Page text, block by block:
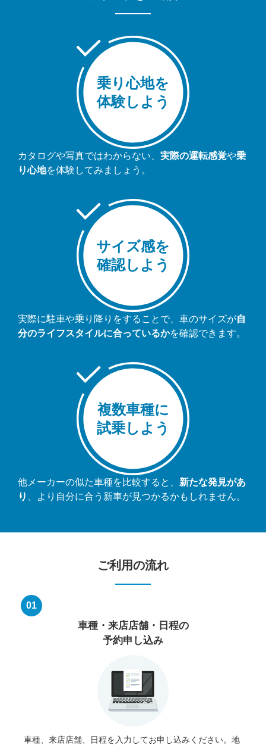
乗り心地を
体験しよう
カタログや写真ではわからない、 実際の運転感覚や乗
り心地を体験してみましょう。
サイズ感を
確認しよう
実際に駐車や乗り降りをすることで、車のサイズが自
分のライフスタイルに合っているかを確認できます。
複数車種に
試乗しよう
他メーカーの似た車種を比較すると、 新たな発見があ
り
、より自分に合う新車が見つかるかもしれません。
ご利用の流れ
01
車種・来店店舗・日程の
予約申し込み
車種、来店店舗、日程を入力してお申し込みください。地